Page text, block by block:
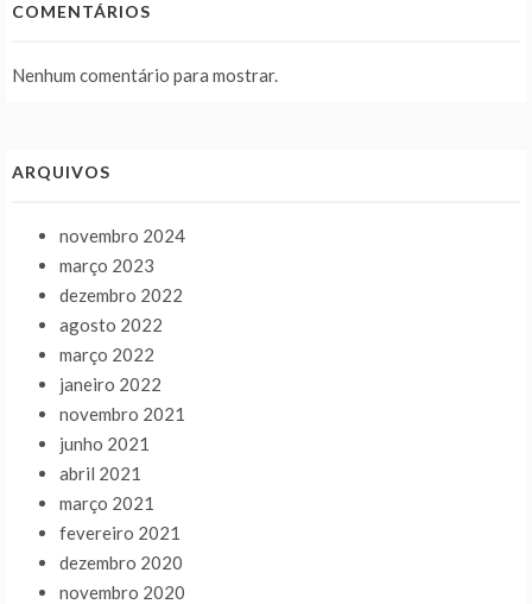
COMENTÁRIOS
Nenhum comentário para mostrar.
ARQUIVOS
novembro 2024
março 2023
dezembro 2022
agosto 2022
março 2022
janeiro 2022
novembro 2021
junho 2021
abril 2021
março 2021
fevereiro 2021
dezembro 2020
novembro 2020